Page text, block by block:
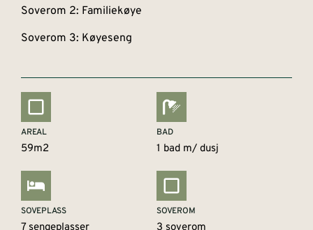
Soverom 2: Familiekøye
Soverom 3: Køyeseng
AREAL
59m2
BAD
1 bad m/ dusj
SOVEPLASS SOVEROM